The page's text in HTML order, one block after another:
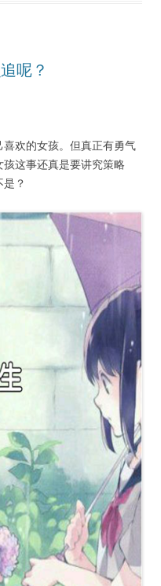
呢？
欢的女孩。但真正有勇气
这事还真是要讲究策略
？